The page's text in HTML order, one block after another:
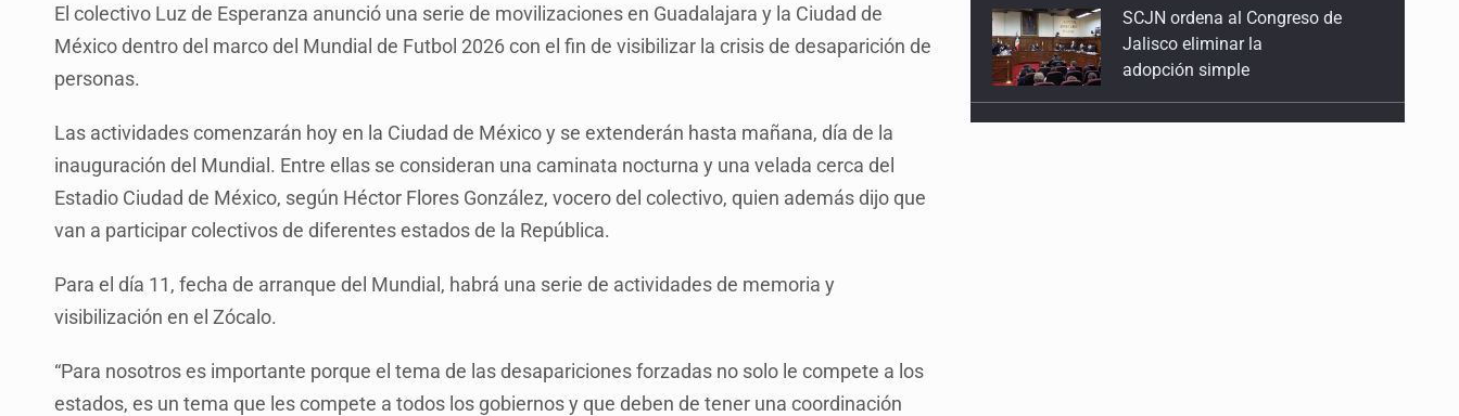
El colectivo Luz de Esperanza anunció una serie de movilizaciones en Guadalajara y la Ciudad de
México dentro del marco del Mundial de Futbol 2026 con el fin de visibilizar la crisis de desaparición de
personas.
Las actividades comenzarán hoy en la Ciudad de México y se extenderán hasta mañana, día de la
inauguración del Mundial. Entre ellas se consideran una caminata nocturna y una velada cerca del
Estadio Ciudad de México, según Héctor Flores González, vocero del colectivo, quien además dijo que
van a participar colectivos de diferentes estados de la República.
Para el día 11, fecha de arranque del Mundial, habrá una serie de actividades de memoria y
visibilización en el Zócalo.
“Para nosotros es importante porque el tema de las desapariciones forzadas no solo le compete a los
estados, es un tema que les compete a todos los gobiernos y que deben de tener una coordinación
Cae ex mando por agresión a ex
pareja y procesan a agente por